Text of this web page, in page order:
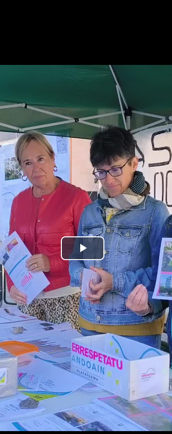
Bideoa
hasi